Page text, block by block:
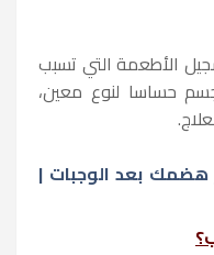
الأطعمة التي تسبب
حساسا لنوع معين،
هضمك بعد الوجبات |